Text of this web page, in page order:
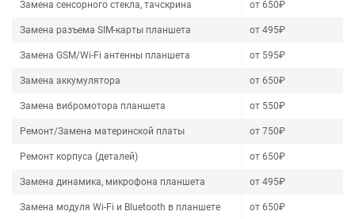
Замена сенсорного стекла, тачскрина от 650₽
Замена разъема SIM-карты планшета от 495₽
Замена GSM/Wi-Fi антенны планшета от 595₽
Замена аккумулятора от 650₽
Замена вибромотора планшета от 550₽
Ремонт/Замена материнской платы от 750₽
Ремонт корпуса (деталей) от 650₽
Замена динамика, микрофона планшета от 495₽
Замена модуля Wi-Fi и Bluetooth в планшете от 650₽